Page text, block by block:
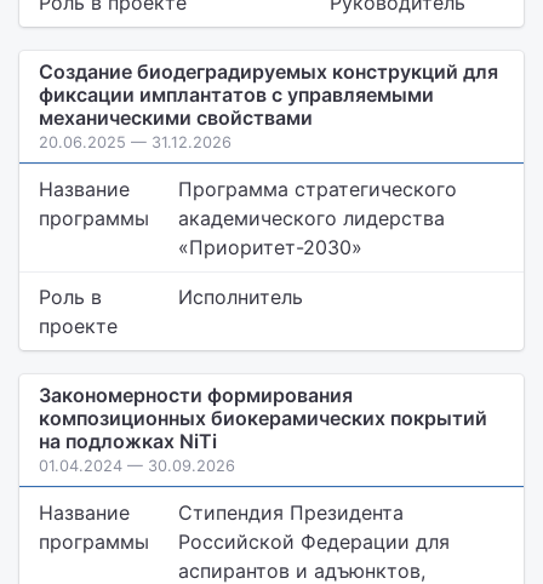
Создание биодеградируемых конструкций для
фиксации имплантатов с управляемыми
механическими свойствами
20.06.2025 — 31.12.2026
Название
программы
Программа стратегического
академического лидерства
«Приоритет-2030»
Роль в
проекте
Исполнитель
Закономерности формирования
композиционных биокерамических покрытий
на подложках NiTi
01.04.2024 — 30.09.2026
Название
программы
Стипендия Президента
Российской Федерации для
аспирантов и адъюнктов,